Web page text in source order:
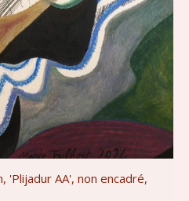
'Plijadur AA', non encadré,